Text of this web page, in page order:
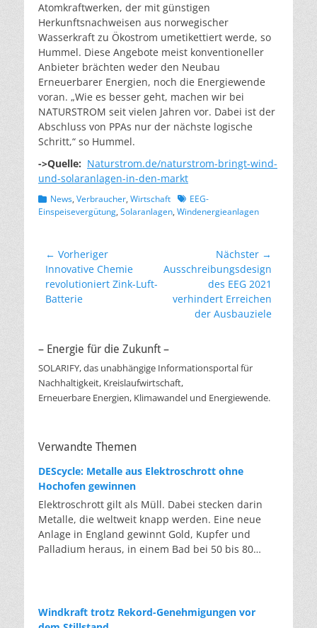
Atomkraftwerken, der mit günstigen
Herkunftsnachweisen aus norwegischer
Wasserkraft zu Ökostrom umetikettiert werde, so
Hummel. Diese Angebote meist konventioneller
Anbieter brächten weder den Neubau
Erneuerbarer Energien, noch die Energiewende
voran. „Wie es besser geht, machen wir bei
NATURSTROM seit vielen Jahren vor. Dabei ist der
Abschluss von PPAs nur der nächste logische
Schritt,“ so Hummel.
->Quelle: Naturstrom.de/naturstrom-bringt-wind-
und-solaranlagen-in-den-markt
Kategorien
News, Verbraucher, Wirtschaft Schlagworte
EEG-
Einspeisevergütung, Solaranlagen, Windenergieanlagen
Beitragsnavigation
← Vorheriger
Vorheriger
Beitrag:
Innovative Chemie
revolutioniert Zink-Luft-
Batterie
Nächster →
Nächster
Ausschreibungsdesign
des EEG 2021
verhindert Erreichen
der Ausbauziele
– Energie für die Zukunft –
SOLARIFY, das unabhängige Informationsportal für
Nachhaltigkeit, Kreislaufwirtschaft,
Erneuerbare Energien, Klimawandel und Energiewende.
Verwandte Themen
DEScycle: Metalle aus Elektroschrott ohne
Hochofen gewinnen
Elektroschrott gilt als Müll. Dabei stecken darin
Metalle, die weltweit knapp werden. Eine neue
Anlage in England gewinnt Gold, Kupfer und
Palladium heraus, in einem Bad bei 50 bis 80
tausend Grad ein. Energieintensiv und nur im
industriellen Großmaßstab möglich. Das Londoner
Windkraft trotz Rekord-Genehmigungen vor